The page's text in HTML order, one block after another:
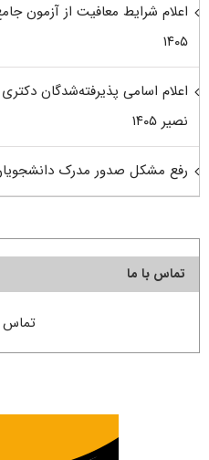
اعلام شرایط معافیت از آزمون
۱۴۰۵
اعلام اسامی پذیرفته‌شدگان
نصیر ۱۴۰۵
رفع مشکل صدور مدرک دانشجویان
تماس با ما
تماس